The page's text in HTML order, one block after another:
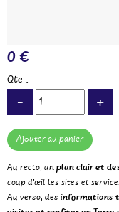
0 €
Qte :
- +
Au recto, un plan clair et
coup d’œil les sites et
Au verso, des informations